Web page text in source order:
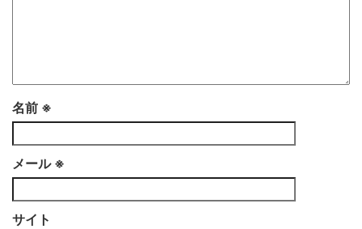
名前 ※
メール ※
サイト